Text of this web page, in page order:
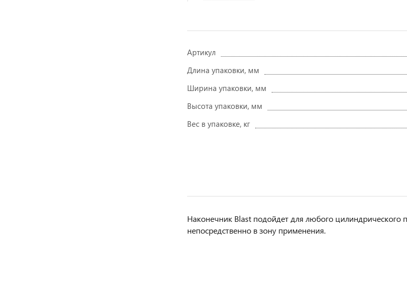
Артикул
Длина упаковки, мм
Ширина упаковки, мм
Высота упаковки, мм
Вес в упаковке, кг
Наконечник Blast подойдет для любого цилиндрического
непосредственно в зону применения.